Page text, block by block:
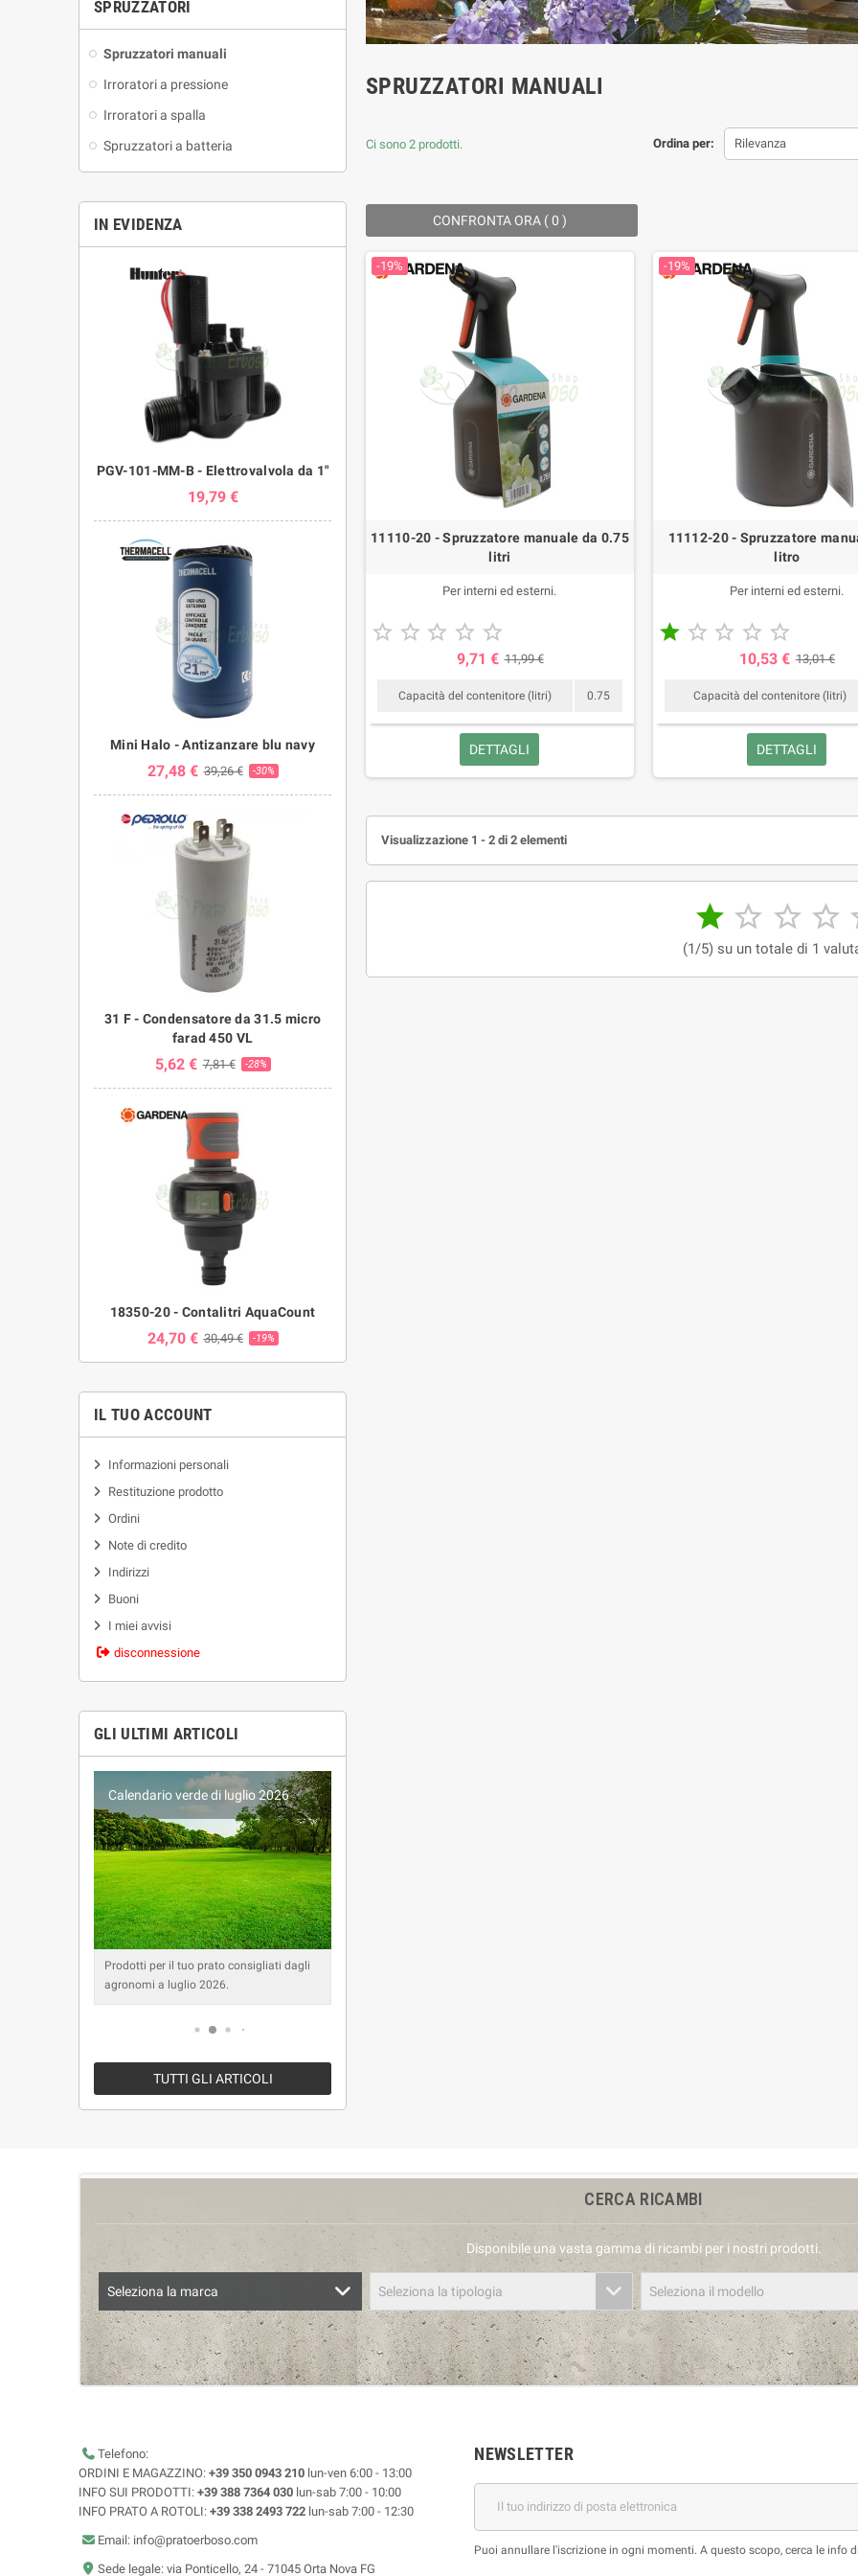
SPRUZZATORI
Spruzzatori manuali
Irroratori a pressione
Irroratori a spalla
Spruzzatori a batteria
IN EVIDENZA
PGV-101-MM-B - Elettrovalvola da 1"
19,79 €
Mini Halo - Antizanzare blu navy
27,48 € 39,26 € -30%
31 F - Condensatore da 31.5 micro
farad 450 VL
5,62 € 7,81 € -28%
18350-20 - Contalitri AquaCount
24,70 € 30,49 € -19%
IL TUO ACCOUNT
Informazioni personali
Restituzione prodotto
Ordini
Note di credito
Indirizzi
Buoni
I miei avvisi
disconnessione
GLI ULTIMI ARTICOLI
Calendario verde di giugno 2026
Prodotti per il tuo prato consigliati dagli
agronomi a giugno 2026.
TUTTI GLI ARTICOLI
SPRUZZATORI MANUALI
Ordina per: Rilevanza
Ci sono 2 prodotti.
CONFRONTA ORA (0) ‎
-19%
11110-20 - Spruzzatore manuale da 0.75
litri
Per interni ed esterni.
    
9,71 € 11,99 €
Capacità del contenitore (litri) 0.75
DETTAGLI
-19%
11112-20 - Spruzzatore
litro
Per interni ed esterni.
    
10,53 € 13,01 €
Capacità del contenitore (litri)
DETTAGLI
Visualizzazione 1 - 2 di 2 elementi
   
(1/5) su un totale di 1
CERCA RICAMBI
Disponibile una vasta gamma di ricambi per i nostri prodotti.
Seleziona la marca Seleziona la tipologia Seleziona il modello
Telefono:
ORDINI E MAGAZZINO: +39 350 0943 210 lun-ven 6:00 - 13:00
INFO SUI PRODOTTI: +39 388 7364 030 lun-sab 7:00 - 10:00
INFO PRATO A ROTOLI: +39 338 2493 722 lun-sab 7:00 - 12:30
Email: info@pratoerboso.com
Sede legale: via Ponticello, 24 - 71045 Orta Nova FG
NEWSLETTER
Puoi annullare l'iscrizione in ogni momenti. A questo scopo, cerca le info